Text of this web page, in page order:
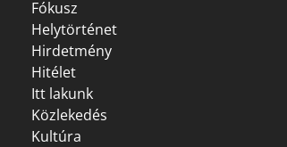
Fókusz
Helytörténet
Hirdetmény
Hitélet
Itt lakunk
Közlekedés
Kultúra